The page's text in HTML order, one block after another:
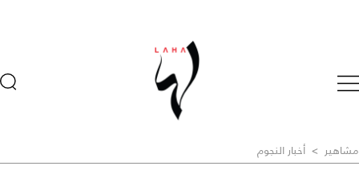
مشاهير > أخبار النجوم